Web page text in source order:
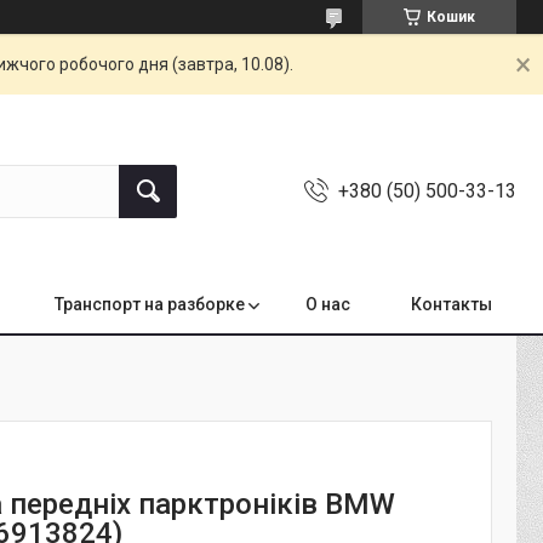
Кошик
робочого дня (завтра, 10.08).
+380 (50) 500-33-13
Транспорт на разборке О нас Контакты
парктроніків BMW